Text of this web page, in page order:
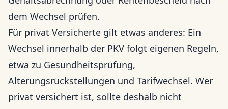
dem Wechsel prüfen.
Für privat Versicherte gilt etwas anderes: Ein
Wechsel innerhalb der PKV folgt eigenen Regeln,
etwa zu Gesundheitsprüfung,
Alterungsrückstellungen und Tarifwechsel. Wer
privat versichert ist, sollte deshalb nicht